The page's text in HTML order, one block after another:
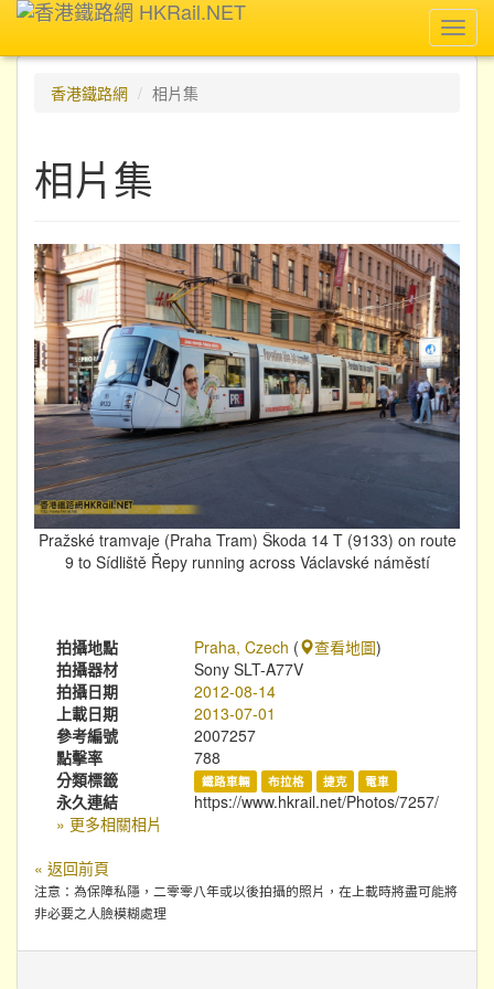
香港鐵路網
相片集
相片集
Pražské tramvaje (Praha Tram) Škoda 14 T (9133) on route
9 to Sídliště Řepy running across Václavské náměstí
拍攝地點 Praha, Czech ( 查看地圖)
拍攝器材
Sony SLT-A77V
拍攝日期
2012-08-14
上載日期
2013-07-01
參考編號
2007257
點擊率
788
分類標籤
鐵路車輛 布拉格 捷克 電車
永久連結
https://www.hkrail.net/Photos/7257/
» 更多相關相片
« 返回前頁
注意：為保障私隱，二零零八年或以後拍攝的照片，在上載時將盡可能將
非必要之人臉模糊處理